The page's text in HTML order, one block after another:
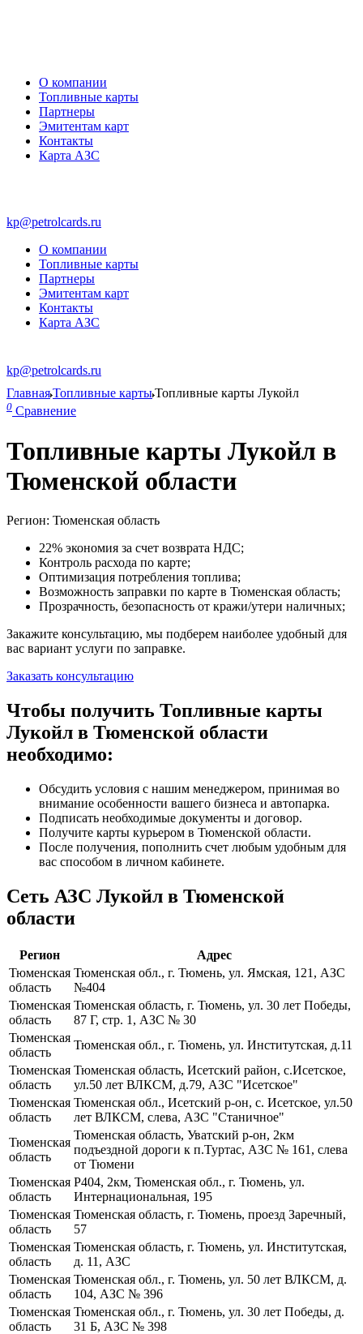
О компании
Топливные карты
Партнеры
Эмитентам карт
Контакты
Карта АЗС
kp@petrolcards.ru
О компании
Топливные карты
Партнеры
Эмитентам карт
Контакты
Карта АЗС
kp@petrolcards.ru
ГлавнаяТопливные картыТопливные карты Лукойл
0 Сравнение
Топливные карты Лукойл в
Тюменской области
Регион: Тюменская область
22% экономия за счет возврата НДС;
Контроль расхода по карте;
Оптимизация потребления топлива;
Возможность заправки по карте в Тюменская область;
Прозрачность, безопасность от кражи/утери наличных;
Закажите консультацию, мы подберем наиболее удобный для
вас вариант услуги по заправке.
Заказать консультацию
Чтобы получить Топливные карты
Лукойл в Тюменской области
необходимо:
Обсудить условия с нашим менеджером, принимая во
внимание особенности вашего бизнеса и автопарка.
Подписать необходимые документы и договор.
Получите карты курьером в Тюменской области.
После получения, пополнить счет любым удобным для
вас способом в личном кабинете.
Сеть АЗС Лукойл в Тюменской
области
Регион
Адрес
Тюменская
область
Тюменская обл., г. Тюмень, ул. Ямская, 121, АЗС
№404
Тюменская
область
Тюменская область, г. Тюмень, ул. 30 лет Победы,
87 Г, стр. 1, АЗС № 30
Тюменская
область
Тюменская обл., г. Тюмень, ул. Институтская, д.11
Тюменская
область
Тюменская область, Исетский район, с.Исетское,
ул.50 лет ВЛКСМ, д.79, АЗС "Исетское"
Тюменская
область
Тюменская обл., Исетский р-он, с. Исетское, ул.50
лет ВЛКСМ, слева, АЗС "Станичное"
Тюменская
область
Тюменская область, Уватский р-он, 2км
подъездной дороги к п.Туртас, АЗС № 161, слева
от Тюмени
Тюменская
область
Р404, 2км, Тюменская обл., г. Тюмень, ул.
Интернациональная, 195
Тюменская
область
Тюменская область, г. Тюмень, проезд Заречный,
57
Тюменская
область
Тюменская область, г. Тюмень, ул. Институтская,
д. 11, АЗС
Тюменская
область
Тюменская обл., г. Тюмень, ул. 50 лет ВЛКСМ, д.
104, АЗС № 396
Тюменская
область
Тюменская обл., г. Тюмень, ул. 30 лет Победы, д.
31 Б, АЗС № 398